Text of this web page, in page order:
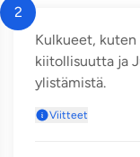
2
Kulkueet,
kiitollisuutta ja
ylistämistä.
Viitteet